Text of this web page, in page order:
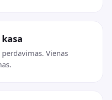
Vienas